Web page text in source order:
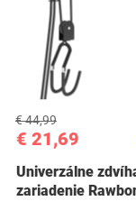
€ 21,69
€ 44,99
Univerzálne
zariadenie